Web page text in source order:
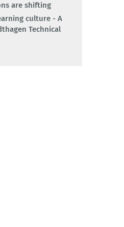
are shifting
culture - A
Technical